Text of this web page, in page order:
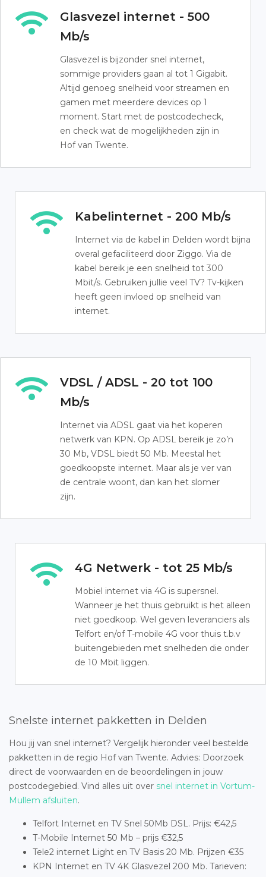
Glasvezel internet - 500
Mb/s
Glasvezel is bijzonder snel internet,
sommige providers gaan al tot 1 Gigabit.
Altijd genoeg snelheid voor streamen en
gamen met meerdere devices op 1
moment. Start met de postcodecheck,
en check wat de mogelijkheden zijn in
Hof van Twente.
Kabelinternet - 200 Mb/s
Internet via de kabel in Delden wordt bijna
overal gefaciliteerd door Ziggo. Via de
kabel bereik je een snelheid tot 300
Mbit/s. Gebruiken jullie veel TV? Tv-kijken
heeft geen invloed op snelheid van
internet.
VDSL / ADSL - 20 tot 100
Mb/s
Internet via ADSL gaat via het koperen
netwerk van KPN. Op ADSL bereik je zo’n
30 Mb, VDSL biedt 50 Mb. Meestal het
goedkoopste internet. Maar als je ver van
de centrale woont, dan kan het slomer
zijn.
4G Netwerk - tot 25 Mb/s
Mobiel internet via 4G is supersnel.
Wanneer je het thuis gebruikt is het alleen
niet goedkoop. Wel geven leveranciers als
Telfort en/of T-mobile 4G voor thuis t.b.v
buitengebieden met snelheden die onder
de 10 Mbit liggen.
Snelste internet pakketten in Delden
Hou jij van snel internet? Vergelijk hieronder veel bestelde
pakketten in de regio Hof van Twente. Advies: Doorzoek
direct de voorwaarden en de beoordelingen in jouw
postcodegebied. Vind alles uit over snel internet in Vortum-
Mullem afsluiten.
Telfort Internet en TV Snel 50Mb DSL. Prijs: €42,5
T-Mobile Internet 50 Mb – prijs €32,5
Tele2 internet Light en TV Basis 20 Mb. Prijzen €35
KPN Internet en TV 4K Glasvezel 200 Mb. Tarieven: